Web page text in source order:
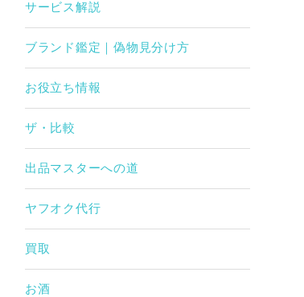
サービス解説
ブランド鑑定｜偽物見分け方
お役立ち情報
ザ・比較
出品マスターへの道
ヤフオク代行
買取
お酒